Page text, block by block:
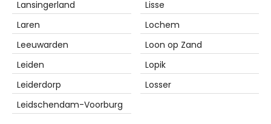
Lansingerland
Laren
Leeuwarden
Leiden
Leiderdorp
Leidschendam-Voorburg
Lisse
Lochem
Loon op Zand
Lopik
Losser